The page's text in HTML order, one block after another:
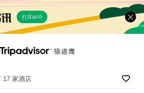
打开APP
17 家酒店